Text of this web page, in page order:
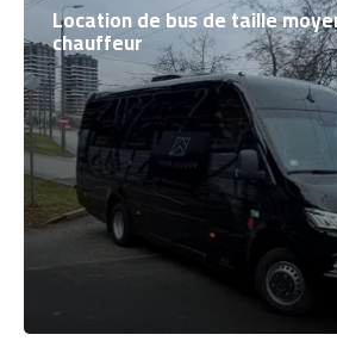
Location de bus de taille
chauffeur